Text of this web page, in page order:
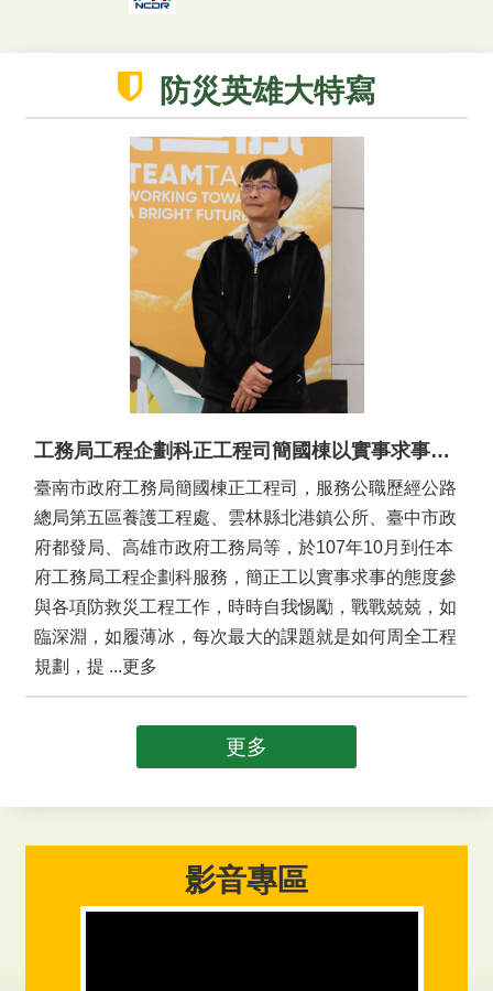
防災英雄大特寫
工務局工程企劃科正工程司簡國棟以實事求事的工作態度，不自我設限，參與各項防救災工程工作， 是一位不可多得的好伙伴
臺南市政府工務局簡國棟正工程司，服務公職歷經公路
總局第五區養護工程處、雲林縣北港鎮公所、臺中市政
府都發局、高雄市政府工務局等，於107年10月到任本
府工務局工程企劃科服務，簡正工以實事求事的態度參
與各項防救災工程工作，時時自我惕勵，戰戰兢兢，如
臨深淵，如履薄冰，每次最大的課題就是如何周全工程
規劃，提 ...更多
更多
影音專區